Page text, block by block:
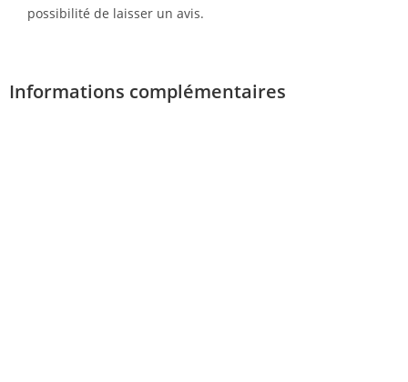
possibilité de laisser un avis.
Informations complémentaires